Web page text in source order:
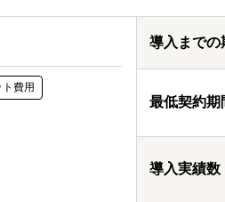
費用
導入までの
最低契約期
導入実績数